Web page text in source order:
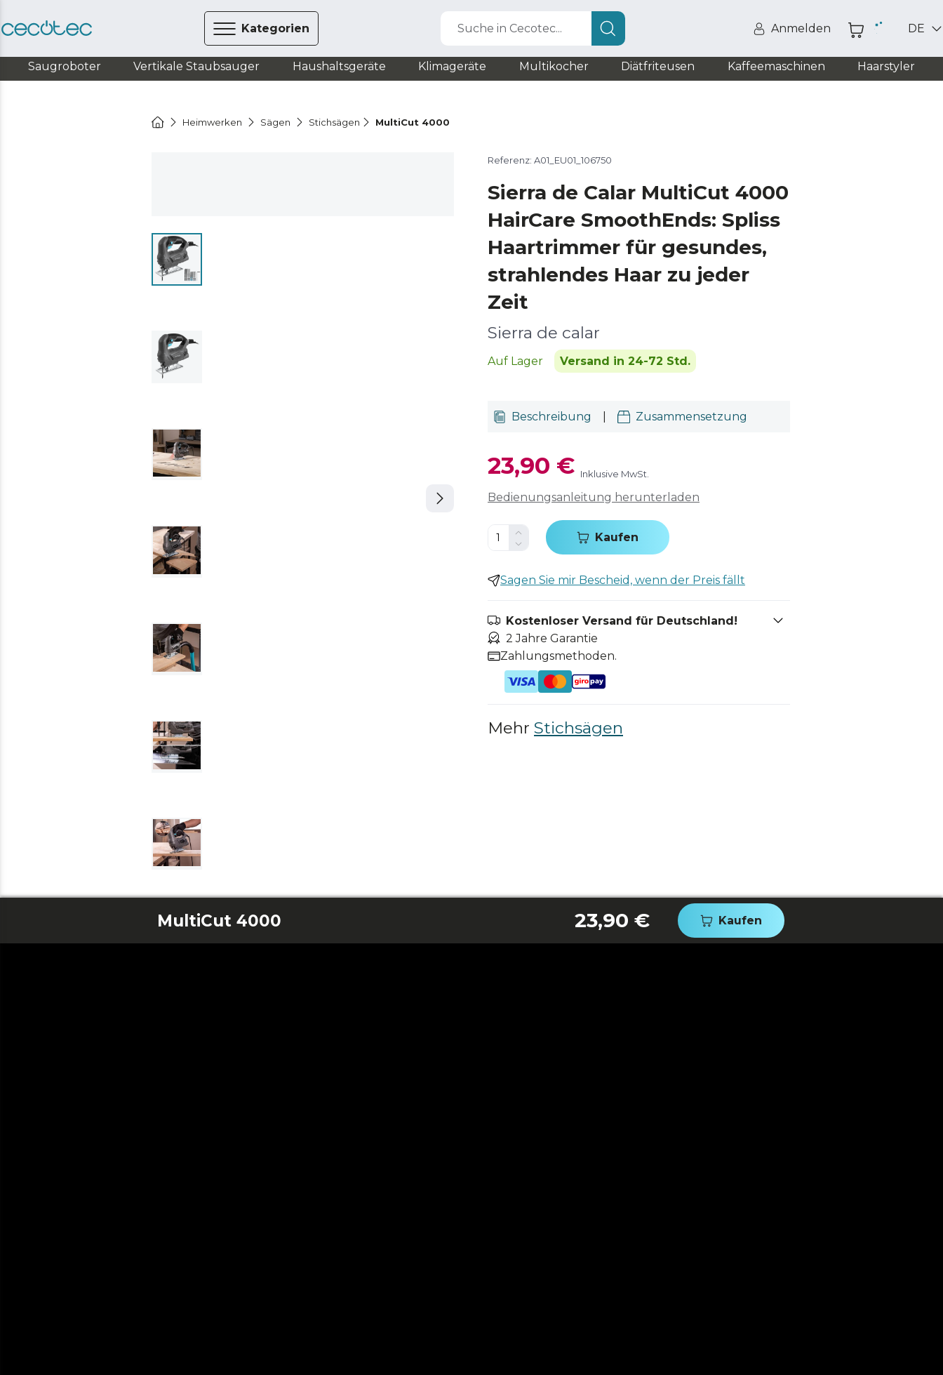
Kategorien Suche in Cecotec... Anmelden DE
Saugroboter Vertikale Staubsauger Haushaltsgeräte Klimageräte Multikocher Diätfriteusen Kaffeemaschinen Haarstyler
Heimwerken Sägen Stichsägen MultiCut 4000
Referenz: A01_EU01_106750
Sierra de Calar MultiCut 4000
HairCare SmoothEnds: Spliss
Haartrimmer für gesundes,
strahlendes Haar zu jeder
Zeit
Sierra de calar
Auf Lager Versand in 24-72 Std.
Beschreibung Zusammensetzung
23,90 € Inklusive MwSt.
Bedienungsanleitung herunterladen
Kaufen
Sagen Sie mir Bescheid, wenn der Preis fällt
Kostenloser Versand für Deutschland!
2 Jahre Garantie
Zahlungsmethoden.
Mehr Stichsägen
MultiCut 4000 23,90 € Kaufen